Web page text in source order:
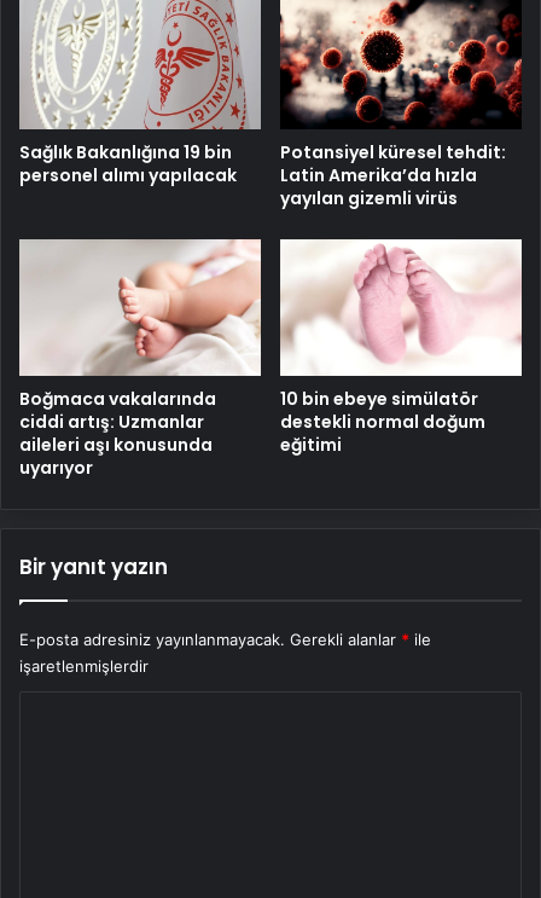
Sağlık Bakanlığına 19 bin
personel alımı yapılacak
Potansiyel küresel tehdit:
Latin Amerika’da hızla
yayılan gizemli virüs
Boğmaca vakalarında
ciddi artış: Uzmanlar
aileleri aşı konusunda
uyarıyor
10 bin ebeye simülatör
destekli normal doğum
eğitimi
Bir yanıt yazın
E-posta adresiniz yayınlanmayacak. Gerekli alanlar * ile
işaretlenmişlerdir